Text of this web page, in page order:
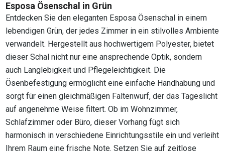
Esposa Ösenschal in Grün
Entdecken Sie den eleganten Esposa Ösenschal in einem
lebendigen Grün, der jedes Zimmer in ein stilvolles Ambiente
verwandelt. Hergestellt aus hochwertigem Polyester, bietet
dieser Schal nicht nur eine ansprechende Optik, sondern
auch Langlebigkeit und Pflegeleichtigkeit. Die
Ösenbefestigung ermöglicht eine einfache Handhabung und
sorgt für einen gleichmäßigen Faltenwurf, der das Tageslicht
auf angenehme Weise filtert. Ob im Wohnzimmer,
Schlafzimmer oder Büro, dieser Vorhang fügt sich
harmonisch in verschiedene Einrichtungsstile ein und verleiht
Ihrem Raum eine frische Note. Setzen Sie auf zeitlose